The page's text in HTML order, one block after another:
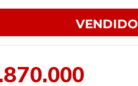
VENDIDO